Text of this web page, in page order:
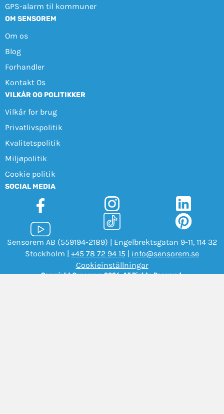
GPS-alarm til kommuner
OM SENSOREM
Om os
Blog
Forhandler
Kontakt Os
VILKÅR OG POLITIKKER
Vilkår for brug
Privatlivspolitik
Kvalitetspolitik
Miljøpolitik
Cookie politik
SOCIAL MEDIA
Sensorem AB (559194-2189) | Engelbrektsgatan 9-11, 114 32
Stockholm | +45 78 72 94 15
info@sensorem.se
Cookieinställningar
Copyright Sensorem 2026. All Rights Reserved.